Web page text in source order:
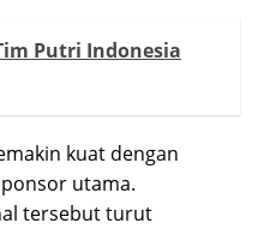
Putri Indonesia
kuat dengan
utama.
tersebut turut